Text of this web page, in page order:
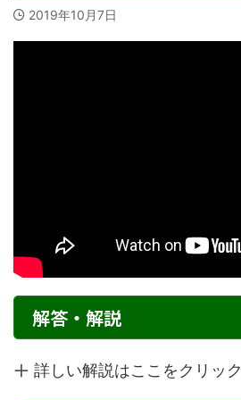
2019年10月7日
解答・解説
詳しい解説はここをクリック